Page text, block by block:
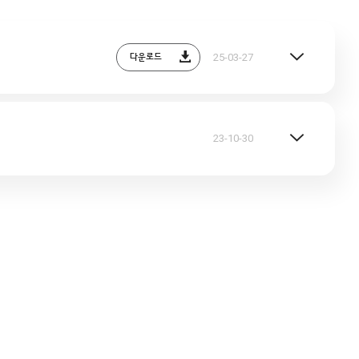
다운로드 25-03-27
23-10-30